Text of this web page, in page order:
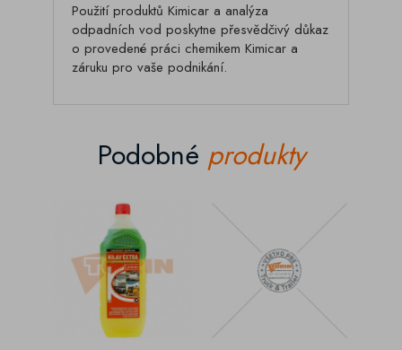
Použití produktů Kimicar a analýza
odpadních vod poskytne přesvědčivý důkaz
o provedené práci chemikem Kimicar a
záruku pro vaše podnikání.
Podobné produkty